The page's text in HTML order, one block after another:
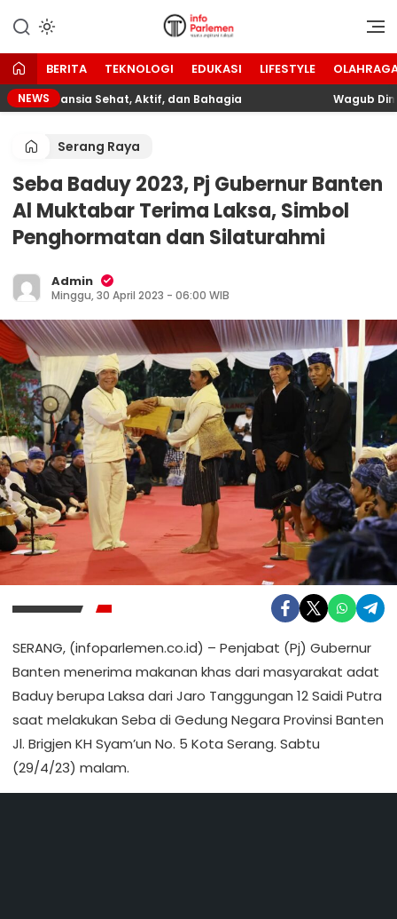
konten
Info Parlemen
Suara Aspirasi Rakyat
BERITA TEKNOLOGI EDUKASI LIFESTYLE
NEWSLansia Sehat, Aktif, dan Bahagia Wagub
Serang Raya
Seba Baduy 2023, Pj Gubernur Banten
Al Muktabar Terima Laksa, Simbol
Penghormatan dan Silaturahmi
Admin
Minggu, 30 April 2023 - 06:00 WIB
SERANG, (infoparlemen.co.id) – Penjabat (Pj) Gubernur
Banten menerima makanan khas dari masyarakat adat
Baduy berupa Laksa dari Jaro Tanggungan 12 Saidi Putra
saat melakukan Seba di Gedung Negara Provinsi Banten
Jl. Brigjen KH Syam’un No. 5 Kota Serang. Sabtu
(29/4/23) malam.